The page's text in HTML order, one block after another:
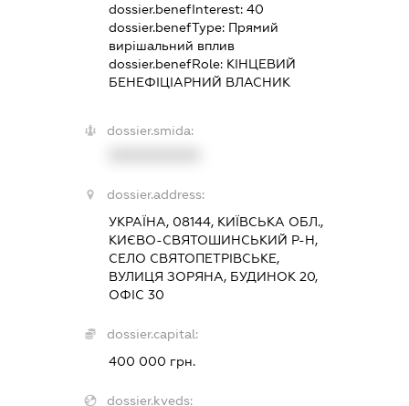
dossier.benefInterest:40
dossier.benefType: Прямий
вирішальний вплив
dossier.benefRole: КІНЦЕВИЙ
БЕНЕФІЦІАРНИЙ ВЛАСНИК
dossier.smida:
dossier.address:
УКРАЇНА, 08144, КИЇВСЬКА ОБЛ.,
КИЄВО-СВЯТОШИНСЬКИЙ Р-Н,
СЕЛО СВЯТОПЕТРІВСЬКЕ,
ВУЛИЦЯ ЗОРЯНА, БУДИНОК 20,
ОФІС 30
dossier.capital:
400 000 грн.
dossier.kveds: